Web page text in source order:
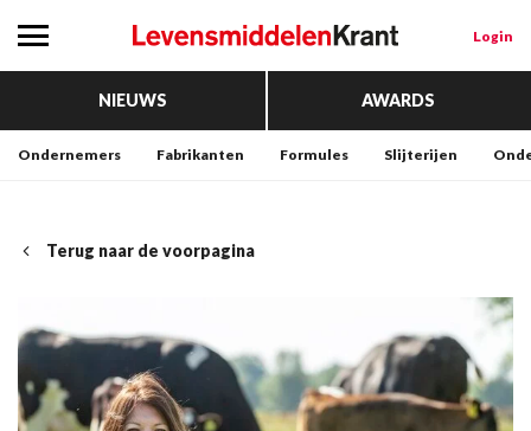
Login
NIEUWS AWARDS
Ondernemers Fabrikanten Formules Slijterijen
Terug naar de voorpagina